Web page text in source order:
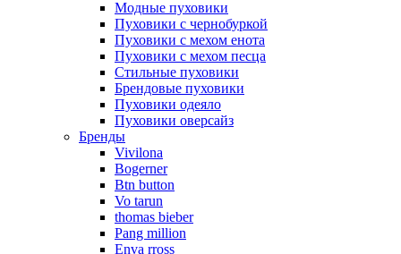
Модные пуховики
Пуховики с чернобуркой
Пуховики с мехом енота
Пуховики с мехом песца
Стильные пуховики
Брендовые пуховики
Пуховики одеяло
Пуховики оверсайз
Бренды
Vivilona
Bogerner
Btn button
Vo tarun
thomas bieber
Pang million
Enva rross